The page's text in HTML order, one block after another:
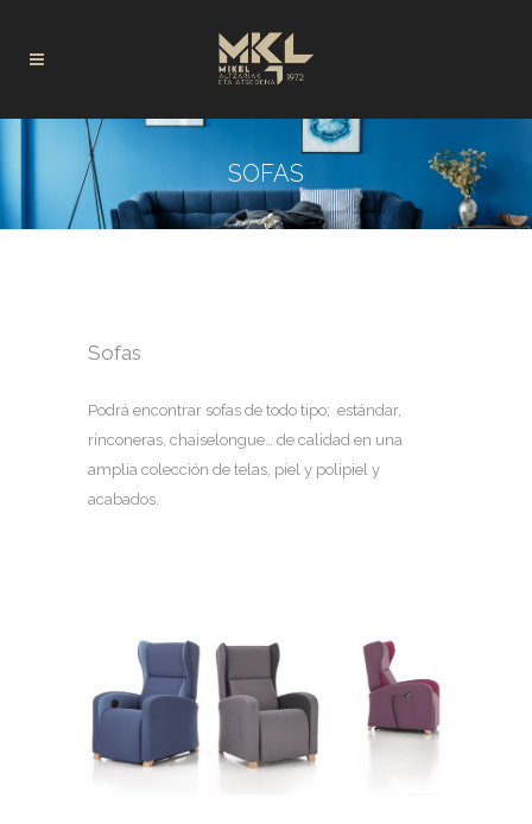
SOFAS
Sofas
Podrá encontrar sofas de todo tipo; estándar,
rinconeras, chaiselongue… de calidad en una
amplia colección de telas, piel y polipiel y
acabados.